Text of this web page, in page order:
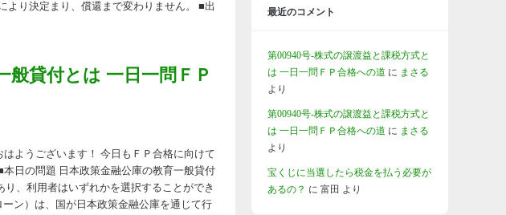
より決定まり、償還まで変わりません。 ■出
般貸付とは 一日一問ＦＰ
ようございます！ 今日もＦＰ合格に向けて
日の問題 日本政策金融公庫の教育一般貸付
、利用者はいずれかを選択することができ
ン）は、国が日本政策金融公庫を通じて行
最近のコメント
第00940号-株式の譲渡益と課税方式と
は 一日一問ＦＰ合格への道 に まさる
より
第00940号-株式の譲渡益と課税方式と
は 一日一問ＦＰ合格への道 に まさる
より
宝くじに当選したら税金を払う必要が
あるの？ に 富田 より